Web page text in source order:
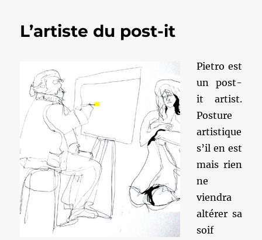
L’artiste du post-it
Pietro est
un post-
it artist.
Posture
artistique
s’il en est
mais rien
ne
viendra
altérer sa
soif